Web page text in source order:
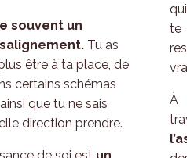
souvent un
Tu as
être à ta place, de
certains schémas
que tu ne sais
direction prendre.
qui
te
À